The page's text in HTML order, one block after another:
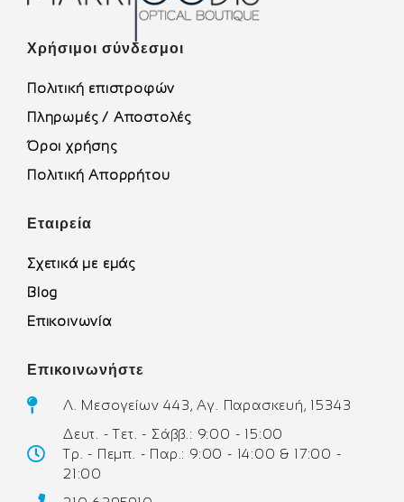
Χρήσιμοι σύνδεσμοι
Πολιτική επιστροφών
Πληρωμές / Αποστολές
Όροι χρήσης
Πολιτική Απορρήτου
Εταιρεία
Σχετικά με εμάς
Blog
Επικοινωνία
Επικοινωνήστε
Λ. Μεσογείων 443, Αγ. Παρασκευή, 15343
Δευτ. - Τετ. - Σάββ.: 9:00 - 15:00
Τρ. - Πεμπ. - Παρ.: 9:00 - 14:00 & 17:00 -
21:00